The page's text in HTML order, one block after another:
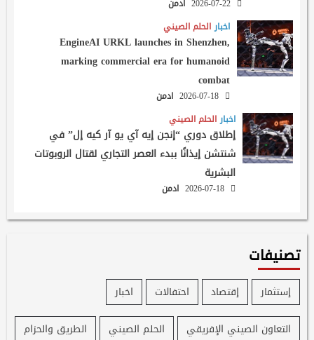
ادمن
اخبار الحلم الصيني
EngineAI URKL launches in Shenzhen,
marking commercial era for humanoid
combat
2026-07-18
ادمن
اخبار الحلم الصيني
إطلاق دوري “إنجن إيه آي يو آر كيه إل” في
شنتشن إيذانًا ببدء العصر التجاري لقتال الروبوتات
البشرية
ادمن
تصنيفات
إستثمار إقتصاد احتفالات
اخبار
التعاون الصيني الإفريقي
الحلم الصيني
الطريق والحزام